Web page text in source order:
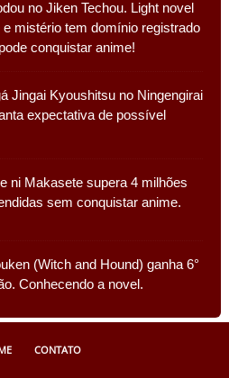
no Jiken Techou. Light novel
mistério tem domínio registrado
conquistar anime!
Jingai Kyoushitsu no Ningengirai
expectativa de possível
ni Makasete supera 4 milhões
sem conquistar anime.
(Witch and Hound) ganha 6°
Conhecendo a novel.
CONTATO